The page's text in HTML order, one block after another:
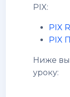
PIX:
PIX
PIX
Ниже вы
уроку: